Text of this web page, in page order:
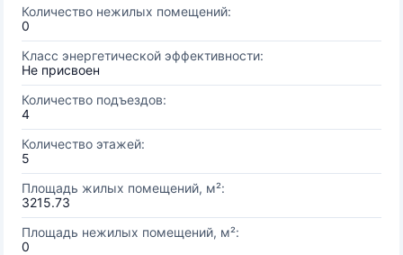
Количество нежилых помещений:
0
Класс энергетической эффективности:
Не присвоен
Количество подъездов:
4
Количество этажей:
5
Площадь жилых помещений, м²:
3215.73
Площадь нежилых помещений, м²:
0